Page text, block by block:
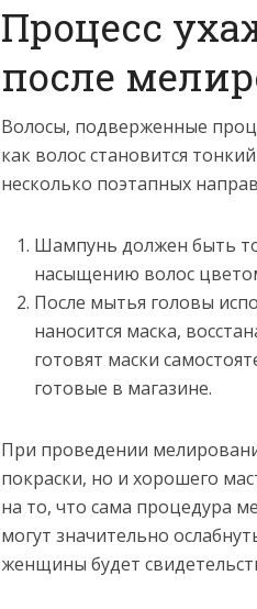
Процесс
после
Волосы, подверженные
как волос становится
несколько поэтапных
Шампунь должен быть
насыщению волос
После мытья головы
наносится маска,
готовят маски
готовые в магазине.
При проведении
покраски, но и хорошего
на то, что сама процедура
могут значительно
женщины будет